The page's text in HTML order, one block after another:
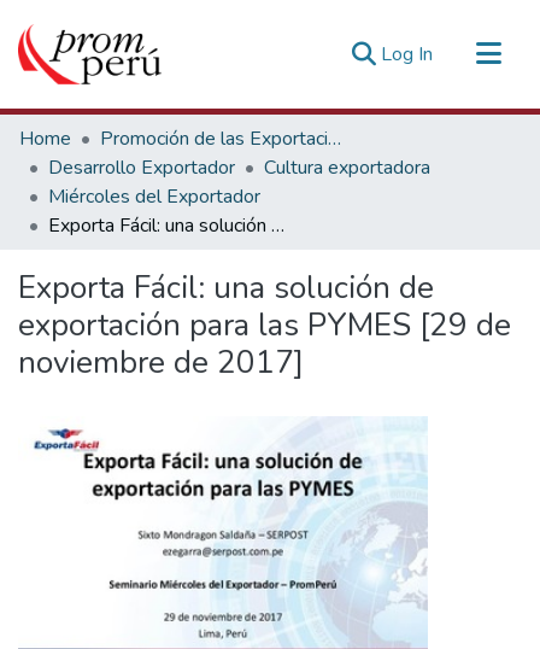
Log In (current)
Communities & Collections
All of DSpace
Statistics
Estadísticas Externas
Home
Promoción de las Exportaciones
Desarrollo Exportador
Cultura exportadora
Miércoles del Exportador
Exporta Fácil: una solución de exportación para las PYMES [29 de noviembre de 2017]
Exporta Fácil: una solución de
exportación para las PYMES [29 de
noviembre de 2017]